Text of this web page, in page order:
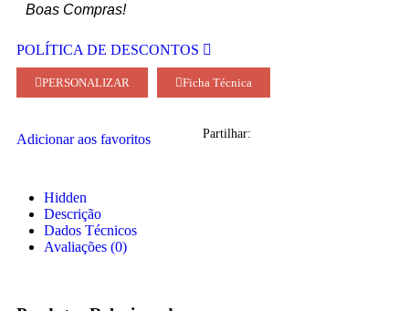
Boas Compras!
POLÍTICA DE DESCONTOS
PERSONALIZAR Ficha Técnica
Adicionar aos favoritos Partilhar:
Hidden
Descrição
Dados Técnicos
Avaliações (0)